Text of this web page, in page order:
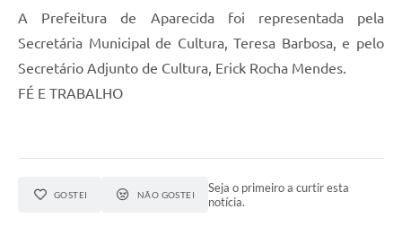
FAQ
A Prefeitura de Aparecida foi representada pela
Secretária Municipal de Cultura, Teresa Barbosa, e pelo
Secretário Adjunto de Cultura, Erick Rocha Mendes.
FÉ E TRABALHO
GOSTEI NÃO GOSTEI
Seja o primeiro a curtir esta
notícia.